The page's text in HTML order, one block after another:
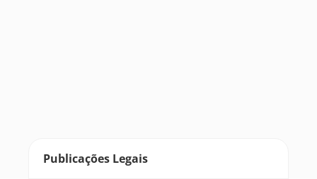
Publicações Legais